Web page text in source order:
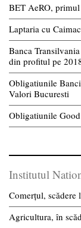
BET AeRO,
Laptaria cu
Banca
din profitul pe
Obligatiunile
Valori Bucuresti
Obligatiunile
Institutul
Comerțul, scădere
Agricultura, în